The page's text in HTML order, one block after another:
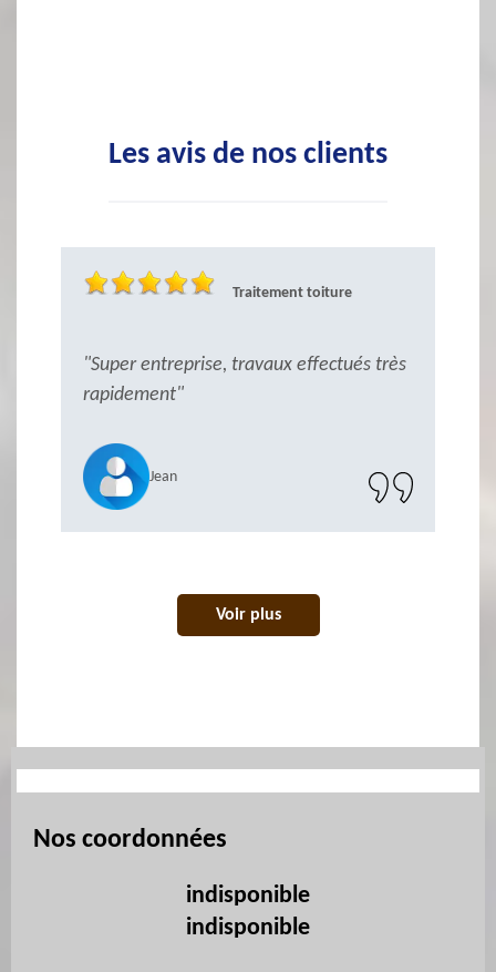
Les avis de nos clients
Traitement toiture
"Super entreprise, travaux effectués très
rapidement"
Jean
Voir plus
Nos coordonnées
indisponible
indisponible